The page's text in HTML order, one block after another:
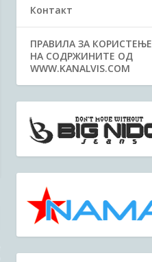
Контакт
ПРАВИЛА ЗА КОРИСТЕЊЕ
НА СОДРЖИНИТЕ ОД
WWW.KANALVIS.COM